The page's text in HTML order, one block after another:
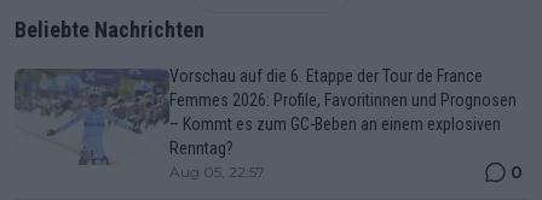
Beliebte Nachrichten
Vorschau auf die 6. Etappe der Tour de France
Femmes 2026: Profile, Favoritinnen und Prognosen
– Kommt es zum GC-Beben an einem explosiven
Renntag?
Aug 05, 22:57 0